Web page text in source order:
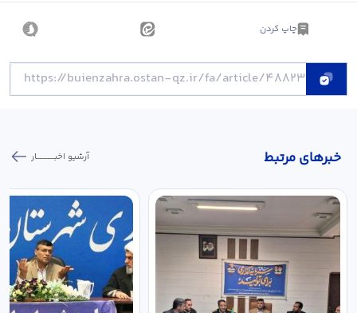
چاپ کردن
خبر‌های مرتبط آرشیو اخبـــــــــــار